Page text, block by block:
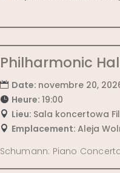
Philharmonic
Date: novembre 20,
Heure: 19:00
Lieu: Sala koncertowa
Emplacement: Aleja
Schumann: Piano